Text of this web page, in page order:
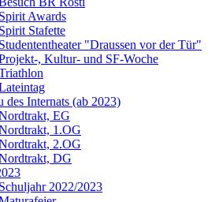
Spirit Awards
Spirit Stafette
Studententheater "Draussen vor der Tür"
, Kultur- und SF-Woche
des Internats (ab 2023)
EG
1.OG
2.OG
DG
Schuljahr 2022/2023